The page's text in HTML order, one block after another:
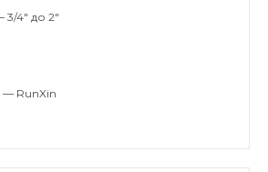
4" до 2"
— RunXin